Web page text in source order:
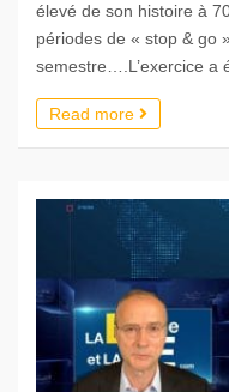
élevé de son histoire à
périodes de « stop & go
semestre….L’exercice a
Read more